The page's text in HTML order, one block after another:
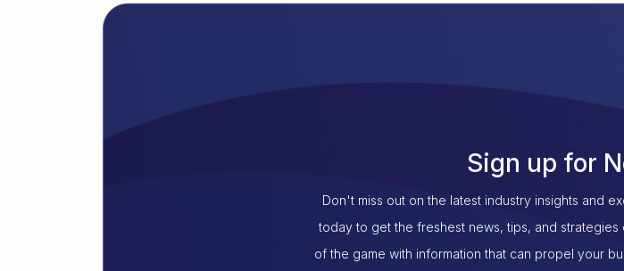
Sign up for
Don't miss out on the latest industry insights and
today to get the freshest news, tips, and
of the game with information that can propel your